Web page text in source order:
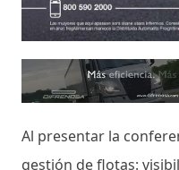
Al presentar la
gestión de flotas: